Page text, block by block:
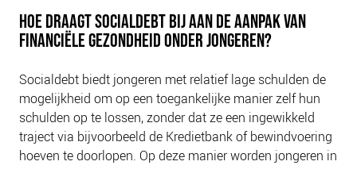
HET TEAM
ONZE PARTNERS
IN DE MEDIA
OVER NCFG
NIEUWS
HOE DRAAGT SOCIALDEBT BIJ AAN DE AANPAK VAN
FINANCIËLE GEZONDHEID ONDER JONGEREN?
Socialdebt biedt jongeren met relatief lage schulden de
mogelijkheid om op een toegankelijke manier zelf hun
schulden op te lossen, zonder dat ze een ingewikkeld
traject via bijvoorbeeld de Kredietbank of bewindvoering
hoeven te doorlopen. Op deze manier worden jongeren in